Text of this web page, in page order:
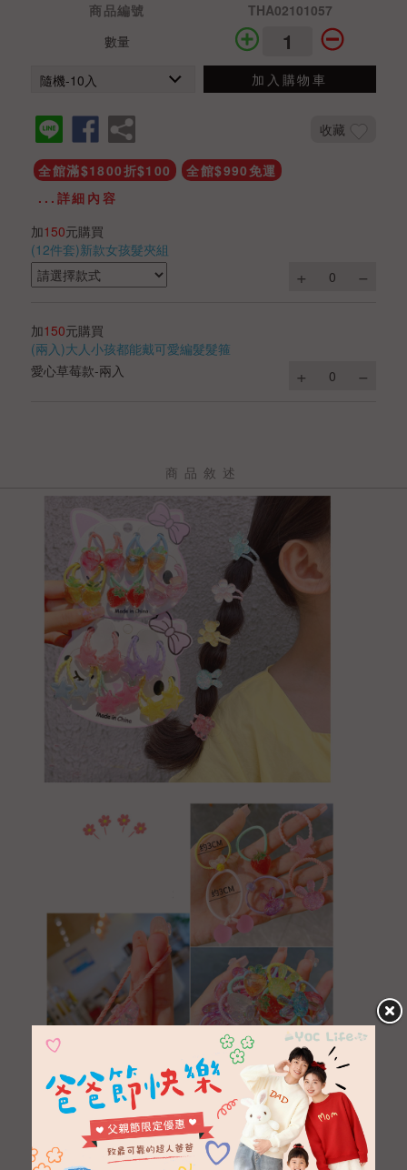
商品編號
THA02101057
數量
加入購物車
收藏
全館滿$1800折$100
全館$990免運
...詳細內容
加150元購買
(12件套)新款女孩髮夾組
加150元購買
(兩入)大人小孩都能戴可愛編髮髮箍
愛心草莓款-兩入
商品敘述